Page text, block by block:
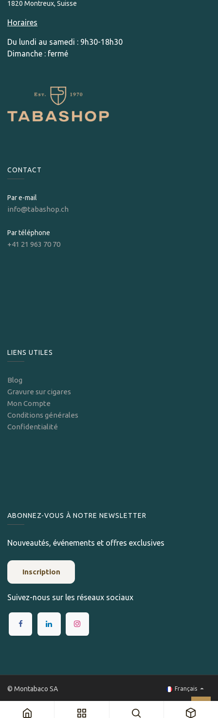
1820 Montreux, Suisse
Horaires
Du lundi au samedi : 9h30-18h30
Dimanche : fermé
CONTACT
Par e-mail
info@tabashop.ch
Par téléphone
+41 21 963 70 70
LIENS UTILES
Blog
Gravure sur cigares
Mon Compte
Conditions générales
Confidentialité
ABONNEZ-VOUS À NOTRE NEWSLETTER
Nouveautés, événements et offres exclusives
Inscription
Suivez-nous sur les réseaux sociaux
© Montabaco SA Français